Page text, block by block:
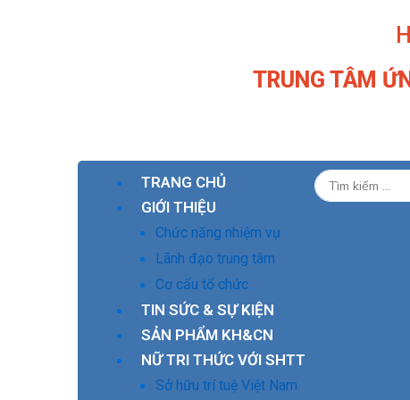
TRUNG TÂM
TRANG CHỦ
GIỚI THIỆU
Chức năng nhiệm vụ
Lãnh đạo trung tâm
Cơ cấu tổ chức
TIN SỨC & SỰ KIỆN
SẢN PHẨM KH&CN
NỮ TRI THỨC VỚI SHTT
Sở hữu trí tuệ Việt Nam